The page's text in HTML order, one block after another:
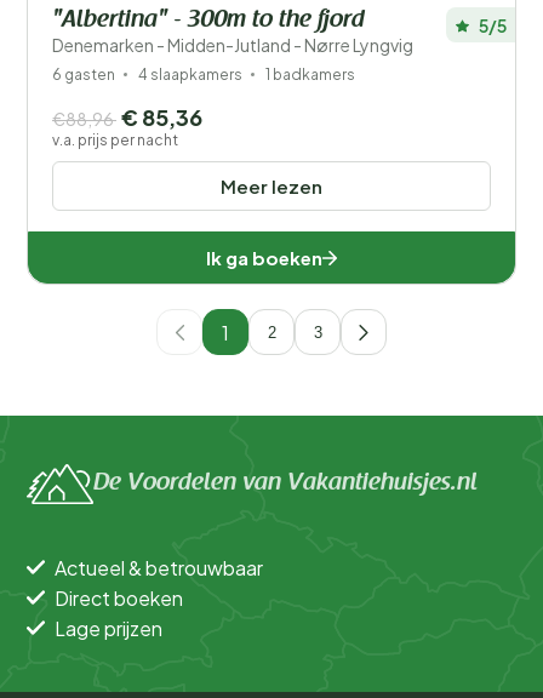
"Albertina" - 300m to the fjord
Denemarken - Midden-Jutland - Nørre Lyngvig
5/5
6 gasten 4 slaapkamers 1 badkamers
Meer lezen
€88,96 € 85,36
v.a. prijs per nacht
Ik ga boeken
1 2 3
De Voordelen van Vakantiehuisjes.nl
Actueel & betrouwbaar
Direct boeken
Lage prijzen